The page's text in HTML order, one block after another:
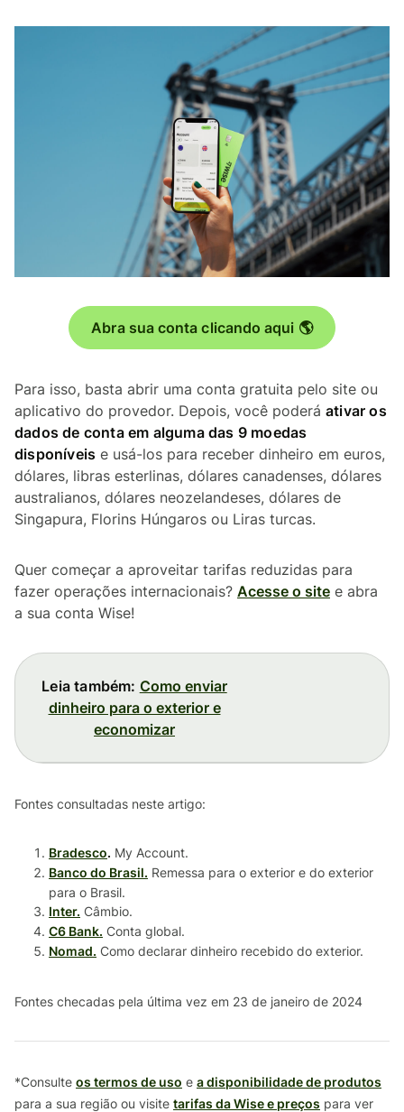
Abra sua conta clicando aqui 🌎
Para isso, basta abrir uma conta gratuita pelo site ou
aplicativo do provedor. Depois, você poderá ativar os
dados de conta em alguma das 9 moedas
disponíveis e usá-los para receber dinheiro em euros,
dólares, libras esterlinas, dólares canadenses, dólares
australianos, dólares neozelandeses, dólares de
Singapura, Florins Húngaros ou Liras turcas.
Quer começar a aproveitar tarifas reduzidas para
fazer operações internacionais? Acesse o site e abra
a sua conta Wise!
Leia também: Como enviar
dinheiro para o exterior e
economizar
Fontes consultadas neste artigo:
Bradesco. My Account.
Banco do Brasil. Remessa para o exterior e do exterior
para o Brasil.
Inter. Câmbio.
C6 Bank. Conta global.
Nomad. Como declarar dinheiro recebido do exterior.
Fontes checadas pela última vez em 23 de janeiro de 2024
*Consulte os termos de uso e a disponibilidade de produtos
para a sua região ou visite tarifas da Wise e preços para ver